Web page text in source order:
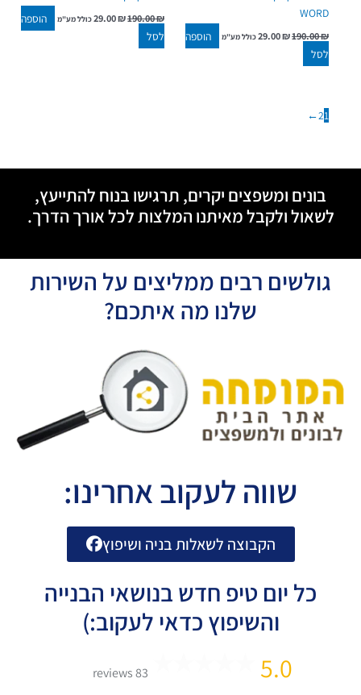
WORD
190.00₪
29.00₪ כולל מע"מ
הוספה
לסל
190.00₪
29.00₪ כולל מע"מ
הוספה
לסל
1
2
←
בונים ומשפצים יקרים, תרגישו בנוח להתייעץ,
לשאול ולקבל מאיתנו המלצות לכל אורך הדרך.
גולשים רבים ממליצים על השירות
שלנו מה איתכם?
שווה לעקוב אחרינו:
הקבוצה לשאלות בניה ושיפוץ
כל יום טיפ חדש בנושאי הבנייה
והשיפוץ כדאי לעקוב:)
5.0
83 reviews